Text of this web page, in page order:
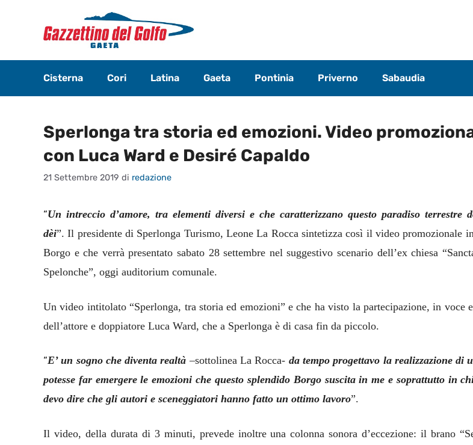
contenuto
Cisterna Cori Latina Gaeta Pontinia Priverno Sabaudia
Sperlonga tra storia ed emozioni. Video
con Luca Ward e Desiré Capaldo
21 Settembre 2019 di redazione
“Un intreccio d’amore, tra elementi diversi e che caratterizzano questo paradiso terrestre
dèi”. Il presidente di Sperlonga Turismo, Leone La Rocca sintetizza così il video promozionale
Borgo e che verrà presentato sabato 28 settembre nel suggestivo scenario dell’ex chiesa
Spelonche”, oggi auditorium comunale.
Un video intitolato “Sperlonga, tra storia ed emozioni” e che ha visto la partecipazione, in voce
dell’attore e doppiatore Luca Ward, che a Sperlonga è di casa fin da piccolo.
“E’ un sogno che diventa realtà –sottolinea La Rocca- da tempo progettavo la realizzazione di
potesse far emergere le emozioni che questo splendido Borgo suscita in me e soprattutto in
devo dire che gli autori e sceneggiatori hanno fatto un ottimo lavoro”.
Il video, della durata di 3 minuti, prevede inoltre una colonna sonora d’eccezione: il brano